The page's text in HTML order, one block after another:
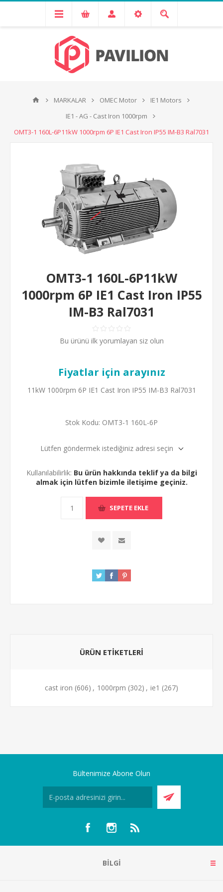
MARKALAR OMEC Motor
IE1 Motors
IE1 - AG - Cast Iron 1000rpm
OMT3-1 160L-6P11kW 1000rpm 6P IE1 Cast Iron IP55 IM-B3 Ral7031
OMT3-1 160L-6P11kW
1000rpm 6P IE1 Cast Iron IP55
IM-B3 Ral7031
Bu ürünü ilk yorumlayan siz olun
Fiyatlar için arayınız
11kW 1000rpm 6P IE1 Cast Iron IP55 IM-B3 Ral7031
Stok Kodu: OMT3-1 160L-6P
Lütfen göndermek istediğiniz adresi seçin
Kullanılabilirlik: Bu ürün hakkında teklif ya da bilgi
almak için lütfen bizimle iletişime geçiniz.
ÜRÜN ETIKETLERI
cast iron (606) , 1000rpm (302) , ie1 (267)
Bültenimize Abone Olun
BILGI